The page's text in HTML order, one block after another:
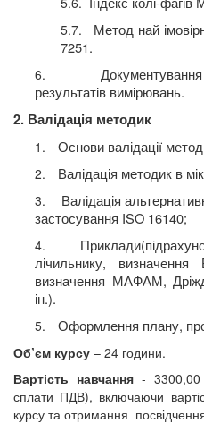
5.7.
Метод най
7251.
6.
результатів вимірювань.
2. Валідація методик
1. Основи валідації
2. Валідація методик в
3.
Валідація
застосування ISO 16140;
4.
лічильнику,
визначення МАФАМ,
ін.).
5. Оформлення плану,
Об’єм курсу – 24 години.
Вартість навчання - 330
сплати ПДВ), включаючи
курсу та отримання